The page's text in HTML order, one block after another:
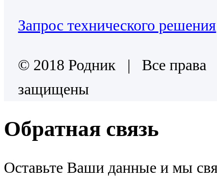
Запрос технического решения
© 2018 Родник | Все права
защищены
Обратная связь
Оставьте Ваши данные и мы